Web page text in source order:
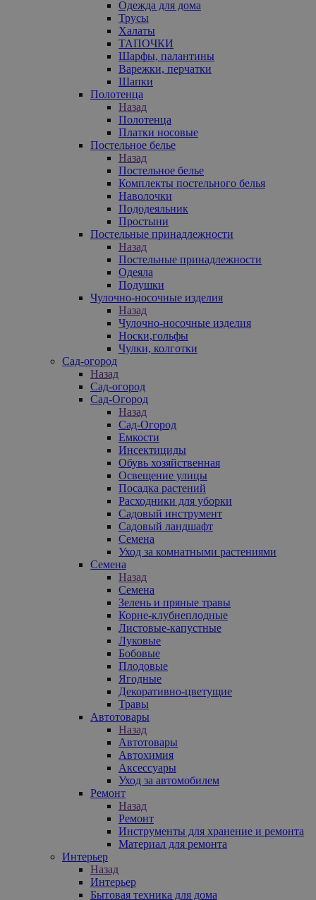
Одежда для дома
Трусы
Халаты
ТАПОЧКИ
Шарфы, палантины
Варежки, перчатки
Шапки
Полотенца
Назад
Полотенца
Платки носовые
Постельное белье
Назад
Постельное белье
Комплекты постельного белья
Наволочки
Пододеяльник
Простыни
Постельные принадлежности
Назад
Постельные принадлежности
Одеяла
Подушки
Чулочно-носочные изделия
Назад
Чулочно-носочные изделия
Носки,гольфы
Чулки, колготки
Сад-огород
Назад
Сад-огород
Сад-Огород
Назад
Сад-Огород
Емкости
Инсектициды
Обувь хозяйственная
Освещение улицы
Посадка растений
Расходники для уборки
Садовый инструмент
Садовый ландшафт
Семена
Уход за комнатными растениями
Семена
Назад
Семена
Зелень и пряные травы
Корне-клубнеплодные
Листовые-капустные
Луковые
Бобовые
Плодовые
Ягодные
Декоративно-цветущие
Травы
Автотовары
Назад
Автотовары
Автохимия
Аксессуары
Уход за автомобилем
Ремонт
Назад
Ремонт
Инструменты для хранение и ремонта
Материал для ремонта
Интерьер
Назад
Интерьер
Бытовая техника для дома